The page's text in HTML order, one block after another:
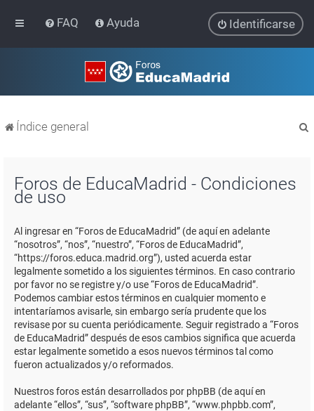
FAQ Ayuda Identificarse
Índice general
Foros de EducaMadrid - Condiciones
de uso
Al ingresar en “Foros de EducaMadrid” (de aquí en adelante
“nosotros”, “nos”, “nuestro”, “Foros de EducaMadrid”,
“https://foros.educa.madrid.org”), usted acuerda estar
legalmente sometido a los siguientes términos. En caso contrario
por favor no se registre y/o use “Foros de EducaMadrid”.
Podemos cambiar estos términos en cualquier momento e
intentaríamos avisarle, sin embargo sería prudente que los
revisase por su cuenta periódicamente. Seguir registrado a “Foros
de EducaMadrid” después de esos cambios significa que acuerda
estar legalmente sometido a esos nuevos términos tal como
fueron actualizados y/o reformados.
Nuestros foros están desarrollados por phpBB (de aquí en
adelante “ellos”, “sus”, “software phpBB”, “www.phpbb.com”,